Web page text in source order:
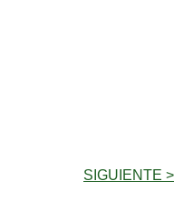
SIGUIENTE >